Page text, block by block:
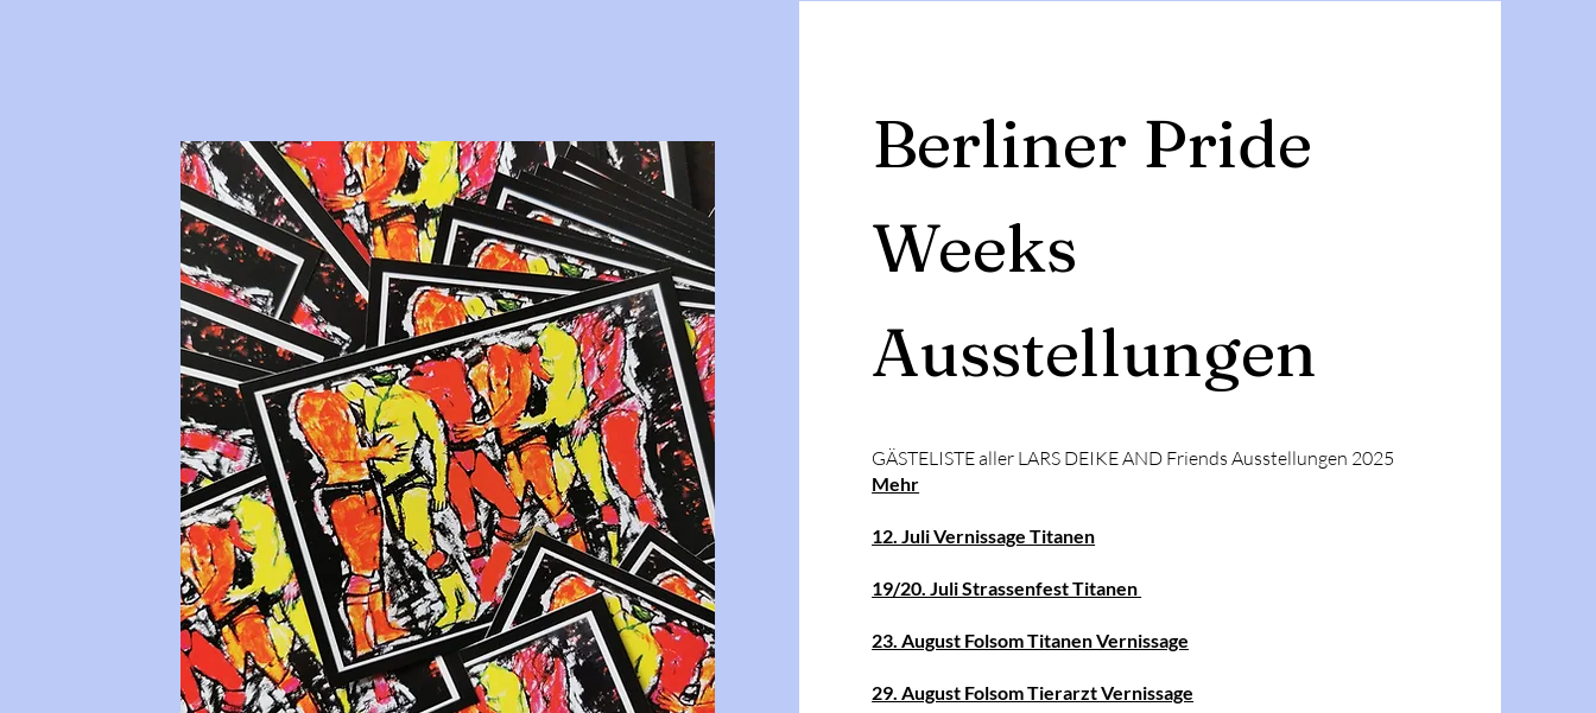
Berliner Pride
Weeks
Ausstellungen
GÄSTELISTE aller LARS DEIKE AND Friends Ausstellungen 2025
Mehr
12.⁠ ⁠Juli Vernissage Titanen
19/20. Juli Strassenfest Titanen
23.⁠ ⁠August Folsom Titanen Vernissage
29.⁠ ⁠August Folsom Tierarzt Vernissage